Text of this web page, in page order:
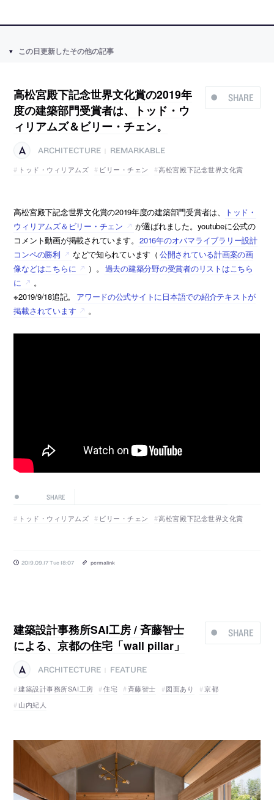
この日更新したその他の記事
SHARE
高松宮殿下記念世界文化賞の2019年
度の建築部門受賞者は、トッド・ウ
ィリアムズ＆ビリー・チェン。
ARCHITECTURE
REMARKABLE
トッド・ウィリアムズ
ビリー・チェン 高松宮殿下記念世界文化賞
高松宮殿下記念世界文化賞の2019年度の建築部門受賞者は、
トッド・
ウィリアムズ＆ビリー・チェン
が選ばれました。youtubeに公式の
コメント動画が掲載されています。 2016年のオバマライブラリー設計
コンペの勝利
などで知られています（ 公開されている計画案の画
像などはこちらに
）。 過去の建築分野の受賞者のリストはこちら
に
。
※2019/9/18追記。
アワードの公式サイトに日本語での紹介テキストが
掲載されています
。
SHARE
トッド・ウィリアムズ ビリー・チェン 高松宮殿下記念世界文化賞
2019.09.17 Tue 18:07 permalink
SHARE
建築設計事務所SAI工房 / 斉藤智士
による、京都の住宅「wall pillar」
ARCHITECTURE
FEATURE
建築設計事務所SAI工房
住宅 斉藤智士 図面あり
京都
山内紀人